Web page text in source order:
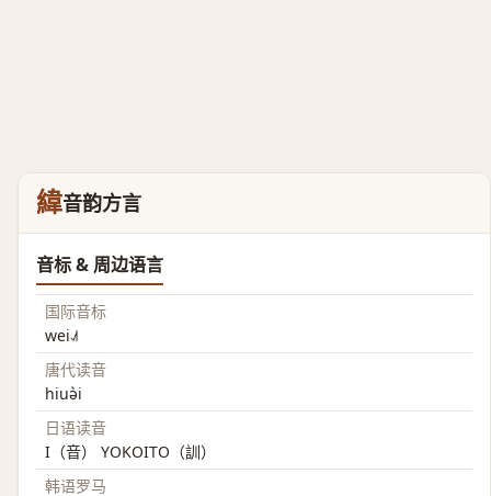
緯音韵方言
音标 & 周边语言
国际音标
wei˨˩˦
唐代读音
hiuə̀i
日语读音
I（音） YOKOITO（訓）
韩语罗马